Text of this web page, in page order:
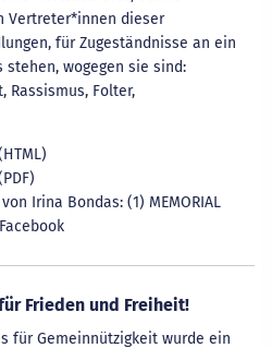
Vertreter*innen dieser
für Zugeständnisse an ein
stehen, wogegen sie sind:
Rassismus, Folter,
Irina Bondas: (1) MEMORIAL
Frieden und Freiheit!
für Gemeinnützigkeit wurde ein